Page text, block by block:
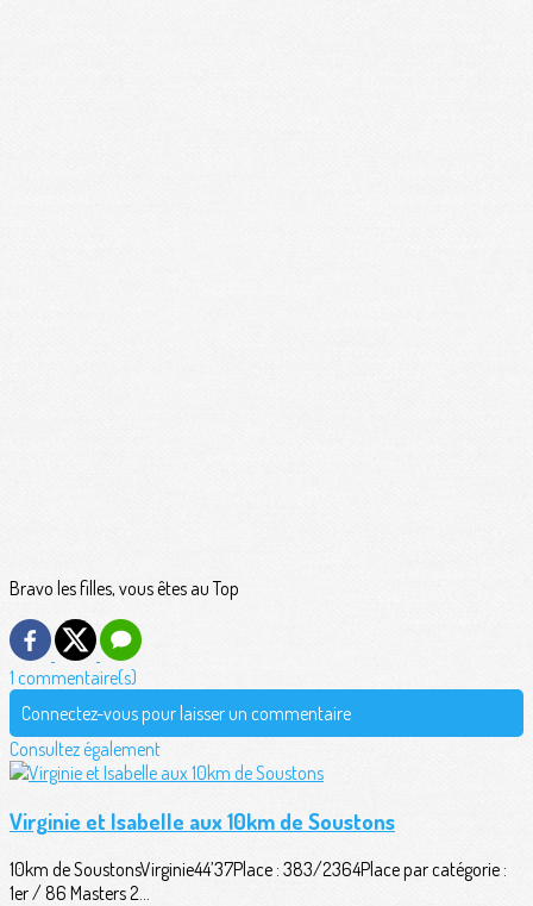
Bravo les filles, vous êtes au Top
1 commentaire(s)
Connectez-vous pour laisser un commentaire
Consultez également
Virginie et Isabelle aux 10km de Soustons
10km de SoustonsVirginie44’37Place : 383/2364Place par catégorie :
1er / 86 Masters 2...